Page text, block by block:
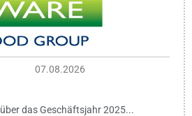
07.08.2026
das Geschäftsjahr 2025...